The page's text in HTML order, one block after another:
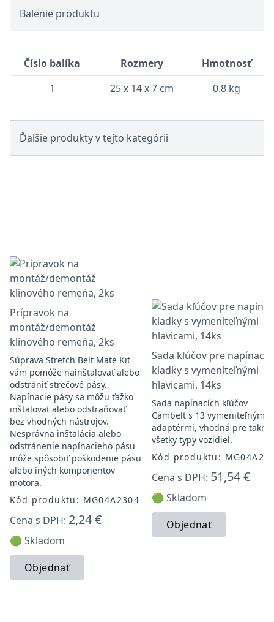
Balenie produktu
Číslo balíka Rozmery
Hmotnosť
1
25 x 14 x 7 cm 0.8 kg
Ďalšie produkty v tejto kategórii
Prípravok na
montáž/demontáž
klinového remeňa, 2ks
Súprava Stretch Belt Mate Kit
vám pomôže nainštalovať alebo
odstrániť strečové pásy.
Napínacie pásy sa môžu ťažko
inštalovať alebo odstraňovať
bez vhodných nástrojov.
Nesprávna inštalácia alebo
odstránenie napínacieho pásu
môže spôsobiť poškodenie pásu
alebo iných komponentov
motora.
Kód produktu: MG04A2304
Cena s DPH: 2,24 €
🟢 Skladom
Objednať
Sada kľúčov pre napínacie
kladky s vymeniteľnými
hlavicami, 14ks
Sada napínacích kľúčov
Cambelt s 13 vymeniteľnými
adaptérmi, vhodná pre
všetky typy vozidiel.
Kód produktu:
Cena s DPH: 51,54 €
🟢 Skladom
Objednať